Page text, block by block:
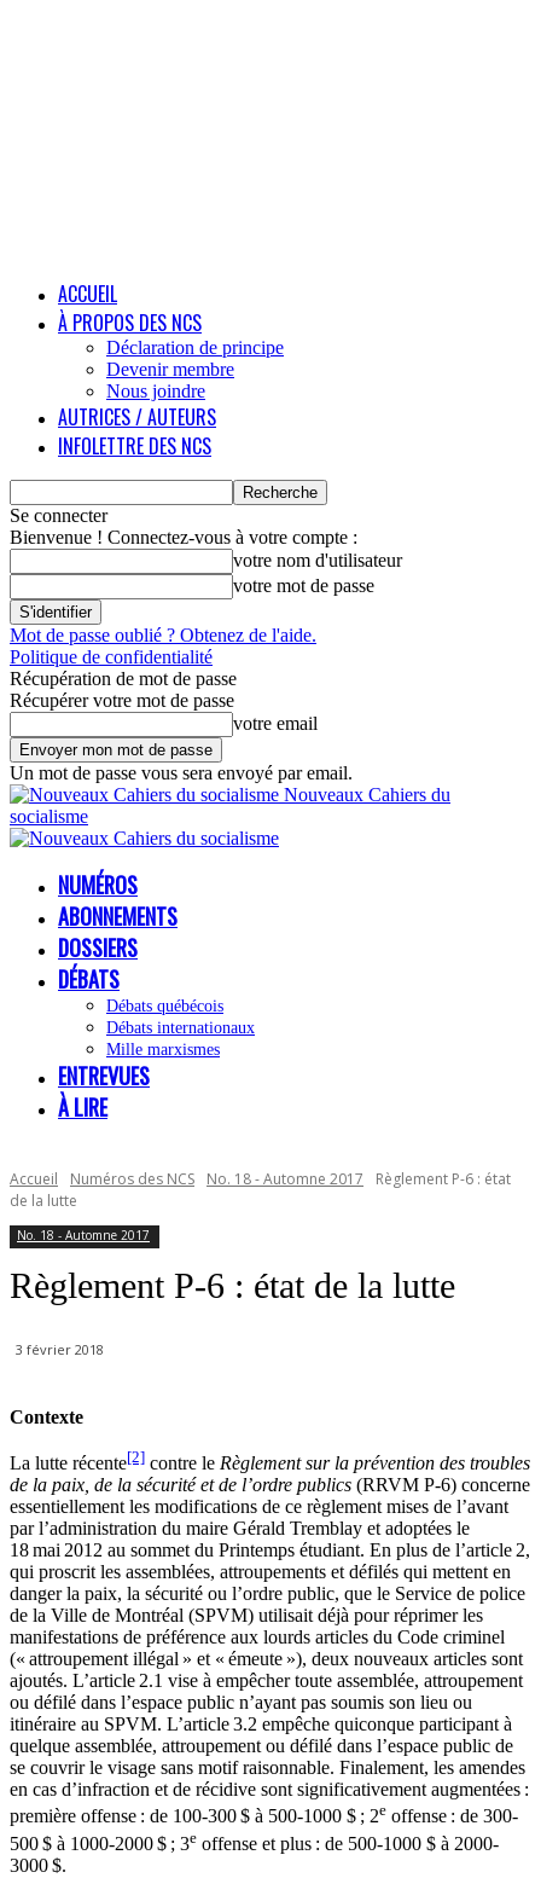
ACCUEIL
À PROPOS DES NCS
Déclaration de principe
Devenir membre
Nous joindre
AUTRICES / AUTEURS
INFOLETTRE DES NCS
Se connecter
Bienvenue ! Connectez-vous à votre compte :
votre nom d'utilisateur
votre mot de passe
Mot de passe oublié ? Obtenez de l'aide.
Politique de confidentialité
Récupération de mot de passe
Récupérer votre mot de passe
votre email
Un mot de passe vous sera envoyé par email.
Nouveaux Cahiers du
socialisme
NUMÉROS
ABONNEMENTS
DOSSIERS
DÉBATS
Débats québécois
Débats internationaux
Mille marxismes
ENTREVUES
À LIRE
Accueil Numéros des NCS No. 18 - Automne 2017
Règlement P-6 : état
de la lutte
No. 18 - Automne 2017
Règlement P-6 : état de la lutte
3 février 2018
Contexte
La lutte récente[2] contre le Règlement sur la prévention des troubles
de la paix, de la sécurité et de l’ordre publics (RRVM P-6) concerne
essentiellement les modifications de ce règlement mises de l’avant
par l’administration du maire Gérald Tremblay et adoptées le
18 mai 2012 au sommet du Printemps étudiant. En plus de l’article 2,
qui proscrit les assemblées, attroupements et défilés qui mettent en
danger la paix, la sécurité ou l’ordre public, que le Service de police
de la Ville de Montréal (SPVM) utilisait déjà pour réprimer les
manifestations de préférence aux lourds articles du Code criminel
(« attroupement illégal » et « émeute »), deux nouveaux articles sont
ajoutés. L’article 2.1 vise à empêcher toute assemblée, attroupement
ou défilé dans l’espace public n’ayant pas soumis son lieu ou
itinéraire au SPVM. L’article 3.2 empêche quiconque participant à
quelque assemblée, attroupement ou défilé dans l’espace public de
se couvrir le visage sans motif raisonnable. Finalement, les amendes
en cas d’infraction et de récidive sont significativement augmentées :
première offense : de 100-300 $ à 500-1000 $ ; 2e offense : de 300-
500 $ à 1000-2000 $ ; 3e offense et plus : de 500-1000 $ à 2000-
3000 $.